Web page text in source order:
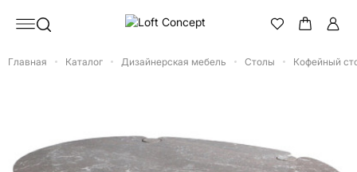
Главная Каталог Дизайнерская мебель Столы Кофейный